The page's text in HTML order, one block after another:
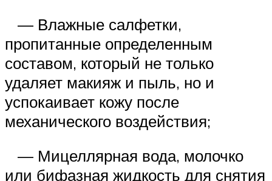
— Влажные салфетки,
пропитанные определенным
составом, который не только
удаляет макияж и пыль, но и
успокаивает кожу после
механического воздействия;
— Мицеллярная вода, молочко
или бифазная жидкость для снятия